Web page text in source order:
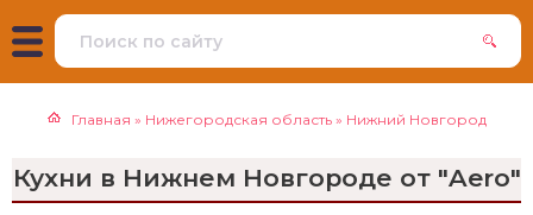
Главная » Нижегородская область » Нижний Новгород
Кухни в Нижнем Новгороде от "Aero"